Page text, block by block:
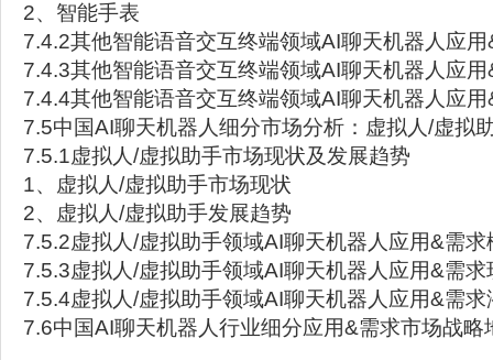
2、智能手表
7.4.2其他智能语音交互终端领域AI聊天机器人应
7.4.3其他智能语音交互终端领域AI聊天机器人应
7.4.4其他智能语音交互终端领域AI聊天机器人应
7.5中国AI聊天机器人细分市场分析：虚拟人/虚拟
7.5.1虚拟人/虚拟助手市场现状及发展趋势
1、虚拟人/虚拟助手市场现状
2、虚拟人/虚拟助手发展趋势
7.5.2虚拟人/虚拟助手领域AI聊天机器人应用&需求
7.5.3虚拟人/虚拟助手领域AI聊天机器人应用&需求
7.5.4虚拟人/虚拟助手领域AI聊天机器人应用&需求
7.6中国AI聊天机器人行业细分应用&需求市场战略